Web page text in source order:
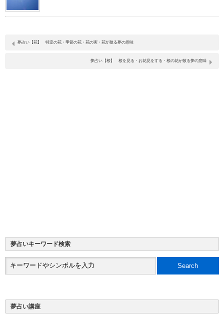
夢占い【花】 特定の花・季節の花・花の実・花が散る夢の意味
夢占い【桜】 桜を見る・お花見をする・桜の花が散る夢の意味
夢占いキーワード検索
夢占い講座